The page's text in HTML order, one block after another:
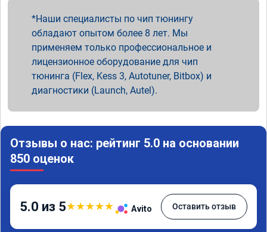
Наши специалисты по чип тюнингу
обладают опытом более 8 лет. Мы
применяем только профессиональное и
лицензионное оборудование для чип
тюнинга (Flex, Kess 3, Autotuner, Bitbox) и
диагностики (Launch, Autel).
Отзывы о нас: рейтинг 5.0 на основании
850 оценок
5.0 из 5★★★★★ Avito Оставить отзыв